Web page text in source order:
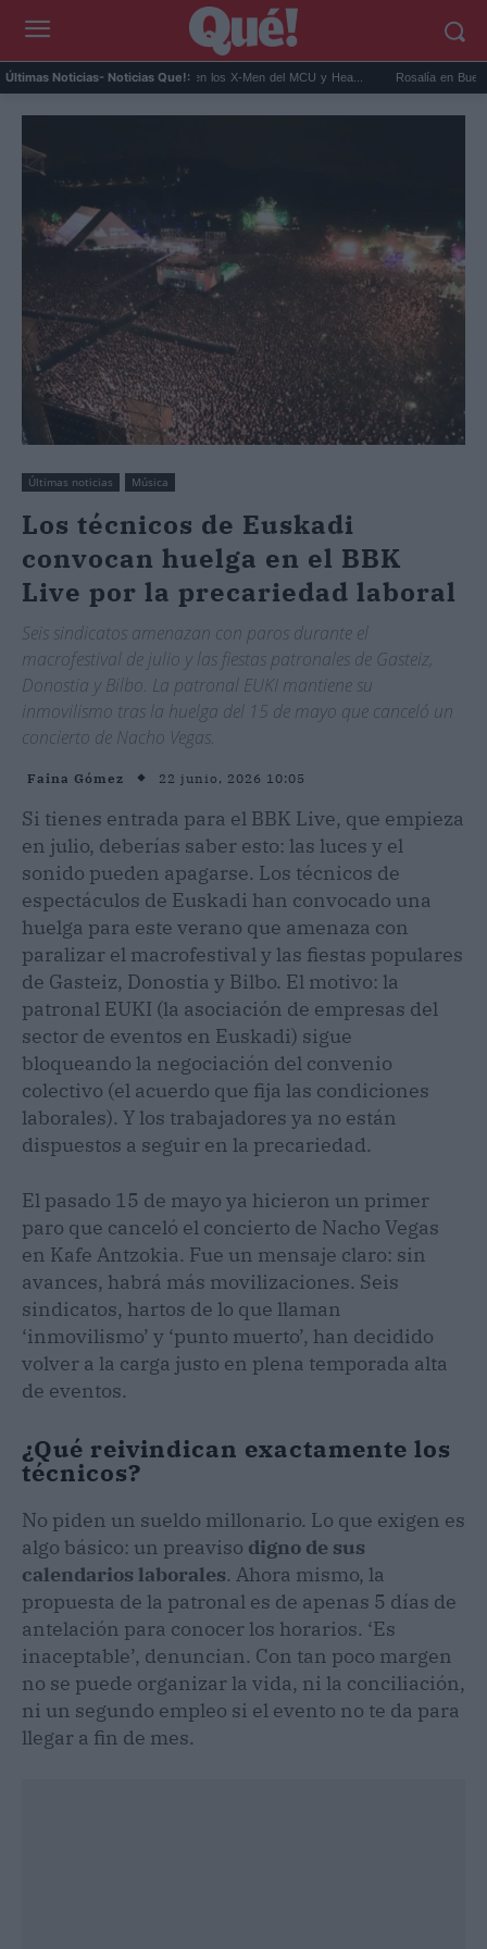
Últimas Noticias- Noticias Que!:
Kit Connor será Cíclope en los X-Men del MCU y Hea... Rosalía en Buenos
Últimas noticias Música
Los técnicos de Euskadi
convocan huelga en el BBK
Live por la precariedad laboral
Seis sindicatos amenazan con paros durante el
macrofestival de julio y las fiestas patronales de Gasteiz,
Donostia y Bilbo. La patronal EUKI mantiene su
inmovilismo tras la huelga del 15 de mayo que canceló un
concierto de Nacho Vegas.
Faina Gómez 22 junio, 2026 10:05
Si tienes entrada para el BBK Live, que empieza
en julio, deberías saber esto: las luces y el
sonido pueden apagarse. Los técnicos de
espectáculos de Euskadi han convocado una
huelga para este verano que amenaza con
paralizar el macrofestival y las fiestas populares
de Gasteiz, Donostia y Bilbo. El motivo: la
patronal EUKI (la asociación de empresas del
sector de eventos en Euskadi) sigue
bloqueando la negociación del convenio
colectivo (el acuerdo que fija las condiciones
laborales). Y los trabajadores ya no están
dispuestos a seguir en la precariedad.
El pasado 15 de mayo ya hicieron un primer
paro que canceló el concierto de Nacho Vegas
en Kafe Antzokia. Fue un mensaje claro: sin
avances, habrá más movilizaciones. Seis
sindicatos, hartos de lo que llaman
‘inmovilismo’ y ‘punto muerto’, han decidido
volver a la carga justo en plena temporada alta
de eventos.
¿Qué reivindican exactamente los
técnicos?
No piden un sueldo millonario. Lo que exigen es
algo básico: un preaviso digno de sus
calendarios laborales. Ahora mismo, la
propuesta de la patronal es de apenas 5 días de
antelación para conocer los horarios. ‘Es
inaceptable’, denuncian. Con tan poco margen
no se puede organizar la vida, ni la conciliación,
ni un segundo empleo si el evento no te da para
llegar a fin de mes.